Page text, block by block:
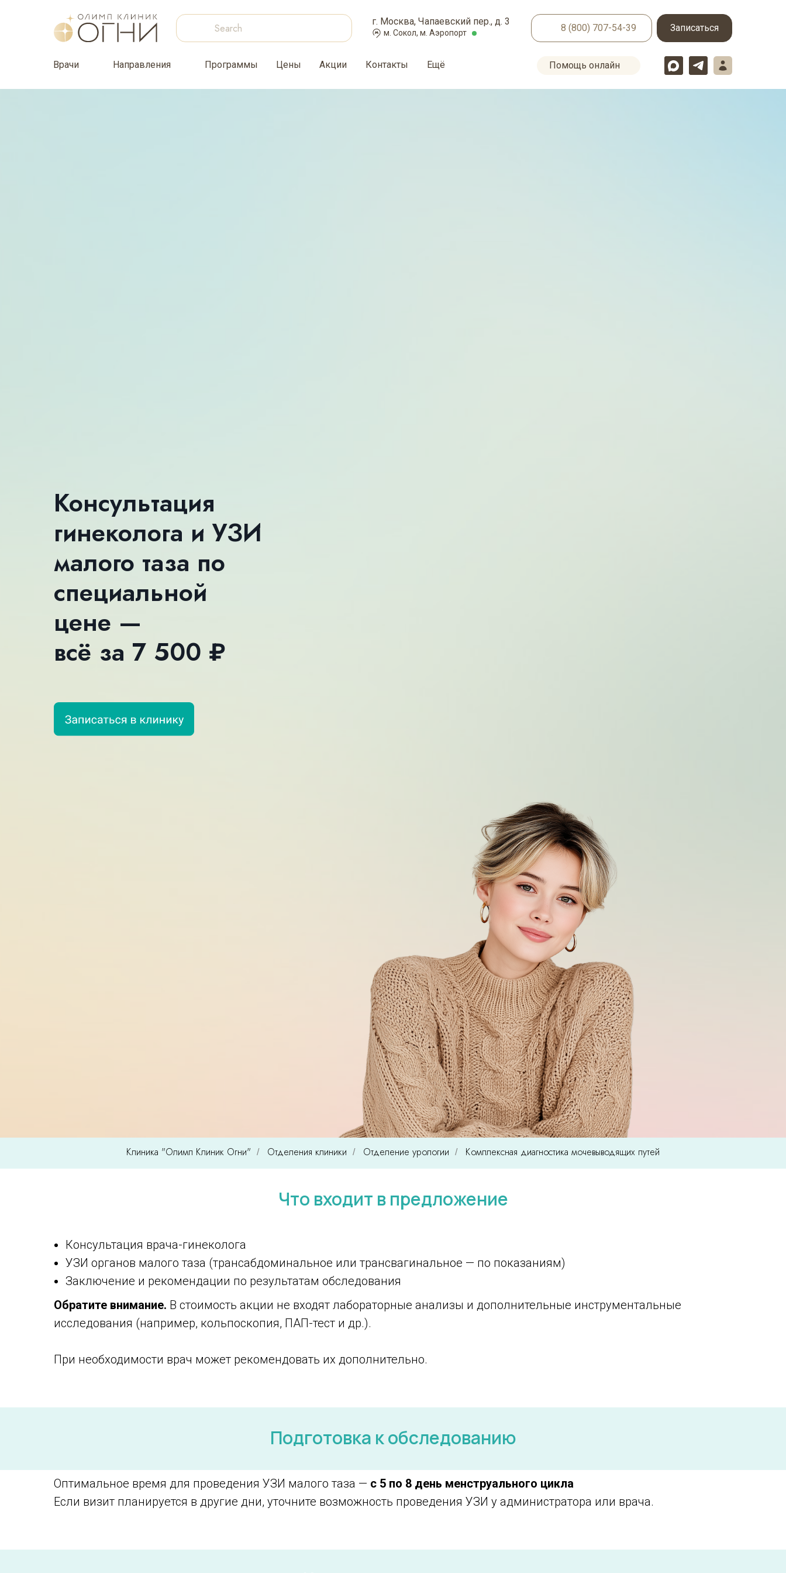
Записаться
8 (800) 707-54-39
Ещё
Контакты
Акции
Цены
Программы
Направления
Врачи Помощь онлайн
м. Сокол, м. Аэропорт
г. Москва, Чапаевский пер., д. 3
Консультация
гинеколога и УЗИ
малого таза по
специальной
цене —
всё за 7 500 ₽
Клиника "Олимп Клиник Огни" / Отделения клиники / Отделение урологии / Комплексная диагностика мочевыводящих путей
Что входит в предложение
Консультация врача-гинеколога
УЗИ органов малого таза (трансабдоминальное или трансвагинальное — по показаниям)
Заключение и рекомендации по результатам обследования
Обратите внимание. В стоимость акции не входят лабораторные анализы и дополнительные инструментальные
исследования (например, кольпоскопия, ПАП-тест и др.).
При необходимости врач может рекомендовать их дополнительно.
Подготовка к обследованию
Оптимальное время для проведения УЗИ малого таза — с 5 по 8 день менструального цикла
Если визит планируется в другие дни, уточните возможность проведения УЗИ у администратора или врача.